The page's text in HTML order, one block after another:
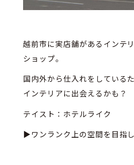
越前市に実店舗があるインテ
ショップ。
国内外から仕入れをしている
インテリアに出会えるかも？
テイスト：ホテルライク
▶ワンランク上の空間を目指